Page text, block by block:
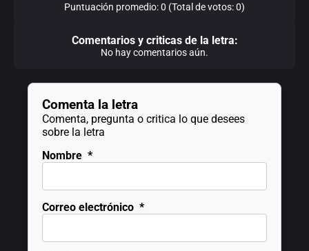
Puntuación promedio: 0 (Total de votos: 0)
Comentarios y criticas de la letra:
No hay comentarios aún.
Comenta la letra
Comenta, pregunta o critica lo que desees
sobre la letra
Nombre *
Correo electrónico *